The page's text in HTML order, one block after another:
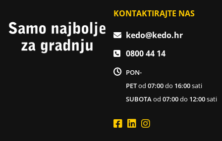
KONTAKTIRAJTE NAS
kedo@kedo.hr
0800 44 14
PON-
PETod07:00do 16:00sati
SUBOTAod07:00do 12:00sati